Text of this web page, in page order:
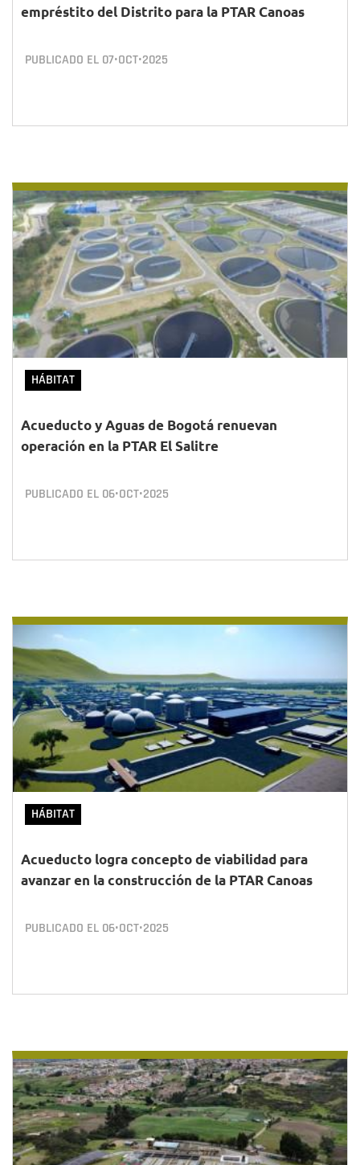
empréstito del Distrito para la PTAR Canoas
PUBLICADO EL 07•OCT•2025
HÁBITAT
Acueducto y Aguas de Bogotá renuevan
operación en la PTAR El Salitre
PUBLICADO EL 06•OCT•2025
HÁBITAT
Acueducto logra concepto de viabilidad para
avanzar en la construcción de la PTAR Canoas
PUBLICADO EL 06•OCT•2025